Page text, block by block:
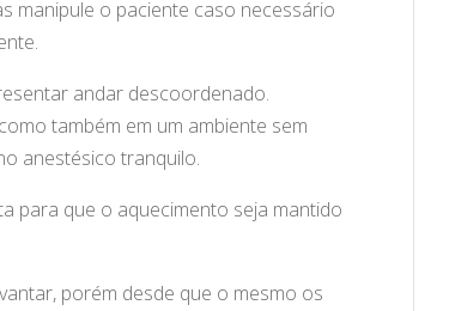
manipule o paciente caso necessário
andar descoordenado.
também em um ambiente sem
anestésico tranquilo.
para que o aquecimento seja mantido
porém desde que o mesmo os